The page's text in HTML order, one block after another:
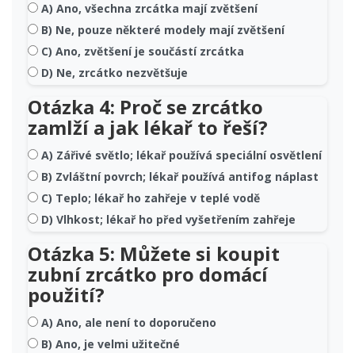
A) Ano, všechna zrcátka mají zvětšení
B) Ne, pouze některé modely mají zvětšení
C) Ano, zvětšení je součástí zrcátka
D) Ne, zrcátko nezvětšuje
Otázka 4: Proč se zrcátko
zamlží a jak lékař to řeší?
A) Zářivé světlo; lékař používá speciální osvětlení
B) Zvláštní povrch; lékař používá antifog náplast
C) Teplo; lékař ho zahřeje v teplé vodě
D) Vlhkost; lékař ho před vyšetřením zahřeje
Otázka 5: Můžete si koupit
zubní zrcátko pro domácí
použití?
A) Ano, ale není to doporučeno
B) Ano, je velmi užitečné